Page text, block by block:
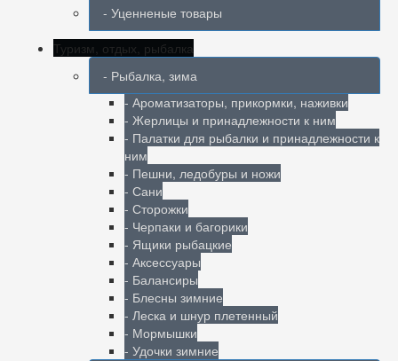
- Уценненые товары
Туризм, отдых, рыбалка
- Рыбалка, зима
- Ароматизаторы, прикормки, наживки
- Жерлицы и принадлежности к ним
- Палатки для рыбалки и принадлежности к
ним
- Пешни, ледобуры и ножи
- Сани
- Сторожки
- Черпаки и багорики
- Ящики рыбацкие
- Аксессуары
- Балансиры
- Блесны зимние
- Леска и шнур плетенный
- Мормышки
- Удочки зимние